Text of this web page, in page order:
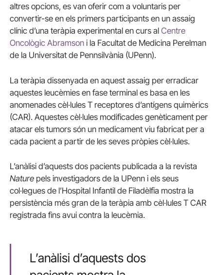
altres opcions, es van oferir com a voluntaris per
convertir-se en els primers participants en un assaig
clínic d’una teràpia experimental en curs al Centre
Oncològic Abramson i la Facultat de Medicina Perelman
de la Universitat de Pennsilvània (UPenn).
La teràpia dissenyada en aquest assaig per erradicar
aquestes leucèmies en fase terminal es basa en les
anomenades cèl·lules T receptores d’antígens quimèrics
(CAR). Aquestes cèl·lules modificades genèticament per
atacar els tumors són un medicament viu fabricat per a
cada pacient a partir de les seves pròpies cèl·lules.
L’anàlisi d’aquests dos pacients publicada a la revista
Nature pels investigadors de la UPenn i els seus
col·legues de l’Hospital Infantil de Filadèlfia mostra la
persistència més gran de la teràpia amb cèl·lules T CAR
registrada fins avui contra la leucèmia.
L’anàlisi d’aquests dos